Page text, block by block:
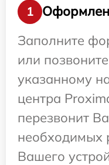
1
Заполните
или
указанному
центра
перезвонит
необходимых
Вашего